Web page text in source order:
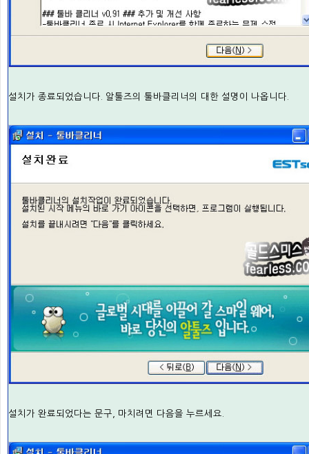
설치가 종료되었습니다. 알툴즈의 툴바클리너의 대한 설명이 나옵니다.
설치가 완료되었다는 문구, 마치려면 다음을 누르세요.